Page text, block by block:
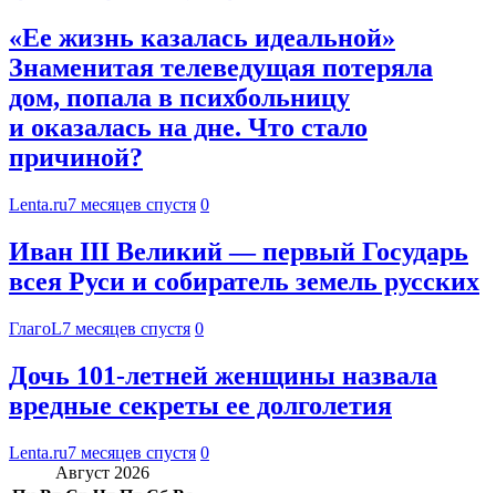
«Ее жизнь казалась идеальной»
Знаменитая телеведущая потеряла
дом, попала в психбольницу
и оказалась на дне. Что стало
причиной?
Lenta.ru7 месяцев спустя 0
Иван III Великий — первый Государь
всея Руси и собиратель земель русских
ГлагоL7 месяцев спустя 0
Дочь 101-летней женщины назвала
вредные секреты ее долголетия
Lenta.ru7 месяцев спустя 0
Август 2026